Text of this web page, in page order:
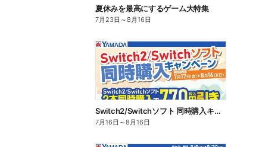
夏休みを最高にするゲーム大特集
7月23日 ～8月16日
Switch2/Switchソフト 同時購入キャンペーン
7月16日 ～8月16日